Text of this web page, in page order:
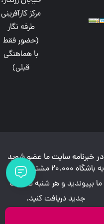
مرکز کارآفرینی
طرفه نگار
(حضور فقط
با هماهنگی
قبلی)
در خبرنامه سایت ما عضو شوید
به باشگاه 20.000 مشتری وفادار
ما بپیوندید و هر شنبه تخفیف
جدید دریافت کنید.